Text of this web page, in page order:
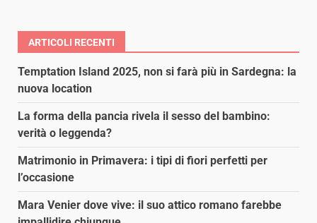
ARTICOLI RECENTI
Temptation Island 2025, non si farà più in Sardegna: la
nuova location
La forma della pancia rivela il sesso del bambino:
verità o leggenda?
Matrimonio in Primavera: i tipi di fiori perfetti per
l’occasione
Mara Venier dove vive: il suo attico romano farebbe